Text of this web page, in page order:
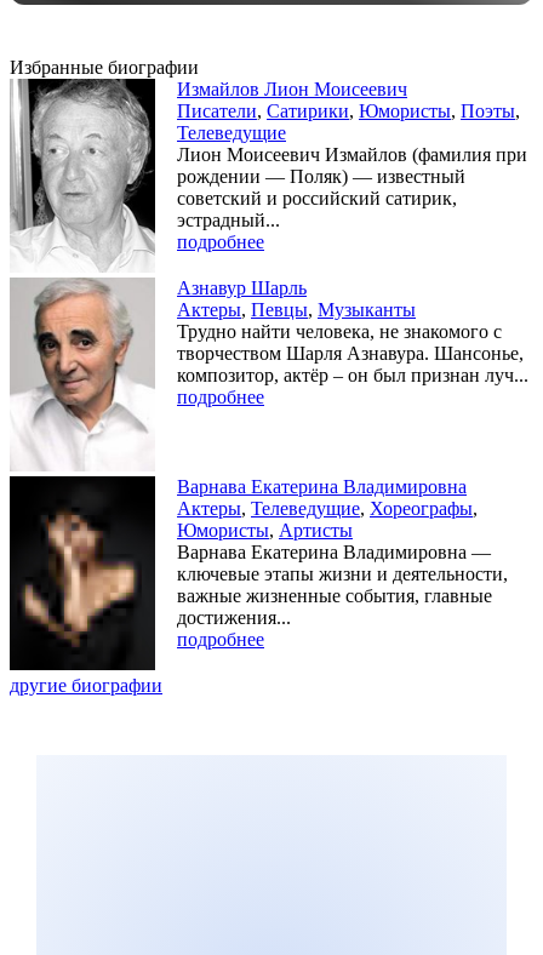
Избранные биографии
Измайлов Лион Моисеевич
Писатели, Сатирики, Юмористы, Поэты,
Телеведущие
Лион Моисеевич Измайлов (фамилия при
рождении — Поляк) — известный
советский и российский сатирик,
эстрадный...
подробнее
Азнавур Шарль
Актеры, Певцы, Музыканты
Трудно найти человека, не знакомого с
творчеством Шарля Азнавура. Шансонье,
композитор, актёр – он был признан луч...
подробнее
Варнава Екатерина Владимировна
Актеры, Телеведущие, Хореографы,
Юмористы, Артисты
Варнава Екатерина Владимировна —
ключевые этапы жизни и деятельности,
важные жизненные события, главные
достижения...
подробнее
другие биографии